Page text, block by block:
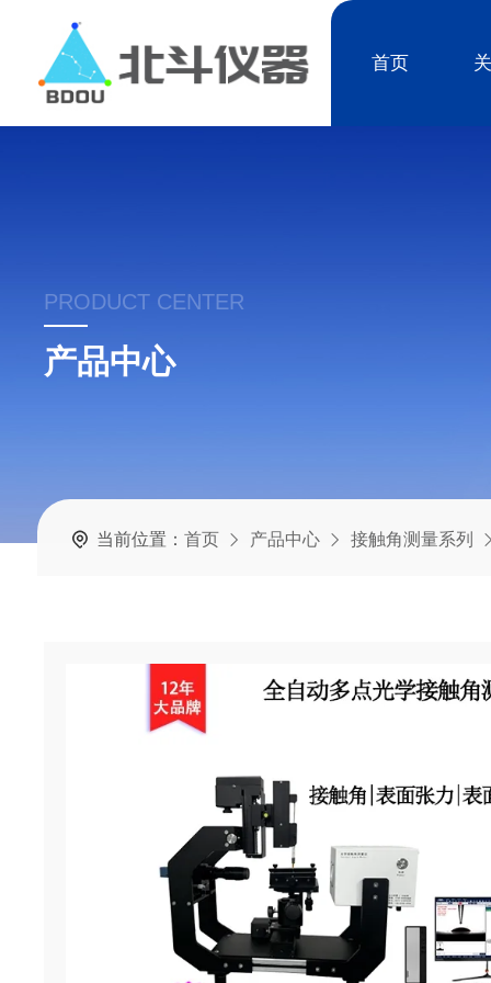
首页
PRODUCT CENTER
产品中心
当前位置： 首页 产品中心 接触角测量系列